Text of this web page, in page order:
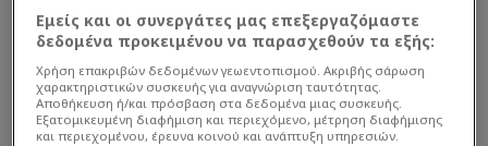
Εμείς και οι συνεργάτες μας επεξεργαζόμαστε
δεδομένα προκειμένου να παρασχεθούν τα εξής:
Χρήση επακριβών δεδομένων γεωεντοπισμού. Ακριβής σάρωση
χαρακτηριστικών συσκευής για αναγνώριση ταυτότητας.
Αποθήκευση ή/και πρόσβαση στα δεδομένα μιας συσκευής.
Εξατομικευμένη διαφήμιση και περιεχόμενο, μέτρηση διαφήμισης
και περιεχομένου, έρευνα κοινού και ανάπτυξη υπηρεσιών.